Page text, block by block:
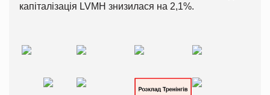
капіталізація LVMH знизилася на 2,1%.